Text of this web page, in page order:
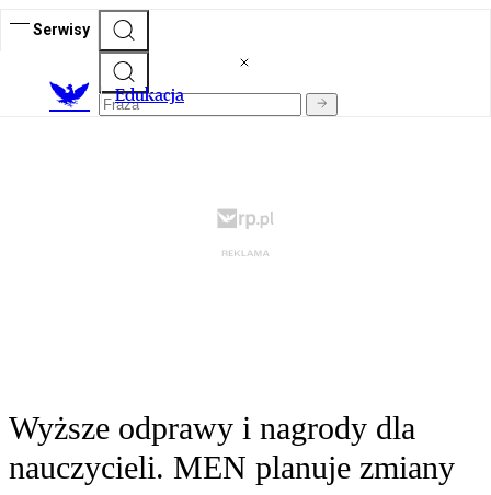
Serwisy
Edukacja
Wyższe odprawy i nagrody dla
nauczycieli. MEN planuje zmiany